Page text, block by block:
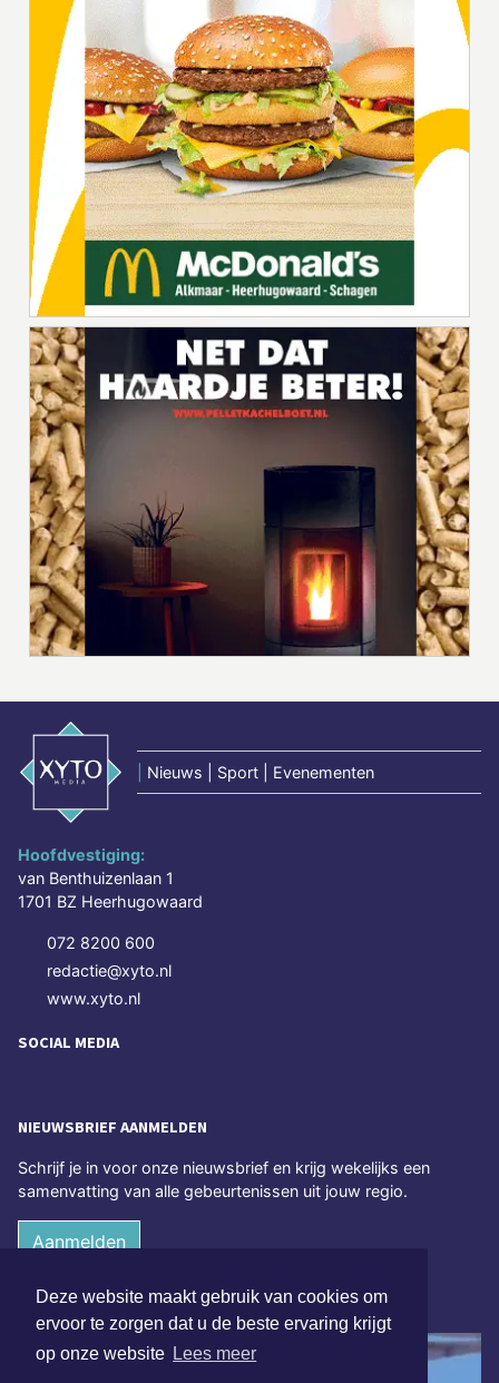
Deze website maakt gebruik van cookies om
ervoor te zorgen dat u de beste ervaring krijgt
op onze website Lees meer
Nieuws | Sport | Evenementen
Hoofdvestiging:
van Benthuizenlaan 1
1701 BZ Heerhugowaard
072 8200 600
redactie@xyto.nl
www.xyto.nl
SOCIAL MEDIA
NIEUWSBRIEF AANMELDEN
Schrijf je in voor onze nieuwsbrief en krijg wekelijks een
samenvatting van alle gebeurtenissen uit jouw regio.
Aanmelden
ONLINE DAGBLADEN